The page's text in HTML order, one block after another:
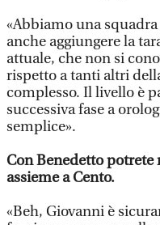
«Abbiamo una
anche aggiungere la
attuale, che non si
rispetto a tanti altri
complesso. Il livello è
successiva fase a
semplice».
Con Benedetto potrete
assieme a Cento.
«Beh, Giovanni è